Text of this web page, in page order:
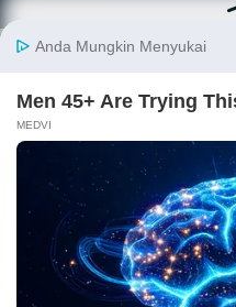
Langganan Newsletter
Tentang Katadata
Kebijakan Privasi
©2026 Katadata. Hak